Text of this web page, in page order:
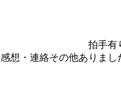
拍手有
感想・連絡その他ありま